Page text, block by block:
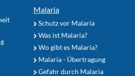
Malaria
Schutz vor Malaria
Was ist Malaria?
Wo gibt es Malaria?
Malaria - Übertragung
Gefahr durch Malaria